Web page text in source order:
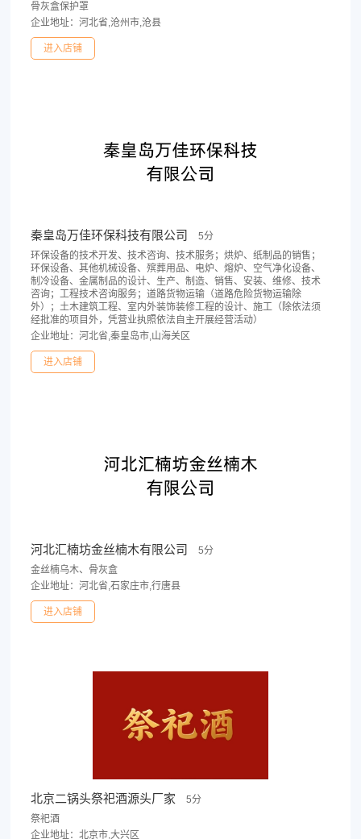
骨灰盒保护罩
企业地址：河北省,沧州市,沧县
进入店铺
秦皇岛万佳环保科技有限公司
5分
环保设备的技术开发、技术咨询、技术服务；烘炉、纸制品的销售；
环保设备、其他机械设备、殡葬用品、电炉、熔炉、空气净化设备、
制冷设备、金属制品的设计、生产、制造、销售、安装、维修、技术
咨询；工程技术咨询服务；道路货物运输（道路危险货物运输除
外）；土木建筑工程、室内外装饰装修工程的设计、施工（除依法须
经批准的项目外，凭营业执照依法自主开展经营活动）
企业地址：河北省,秦皇岛市,山海关区
进入店铺
河北汇楠坊金丝楠木有限公司
5分
金丝楠乌木、骨灰盒
企业地址：河北省,石家庄市,行唐县
进入店铺
北京二锅头祭祀酒源头厂家
5分
祭祀酒
企业地址：北京市,大兴区